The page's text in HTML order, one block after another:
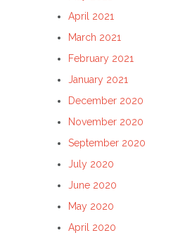
April 2021
March 2021
February 2021
January 2021
December 2020
November 2020
September 2020
July 2020
June 2020
May 2020
April 2020